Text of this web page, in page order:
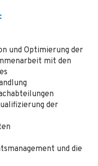
und Optimierung der
mit den
der
und die